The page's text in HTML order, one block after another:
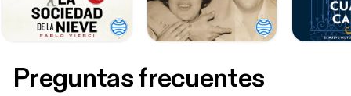
Preguntas frecuentes